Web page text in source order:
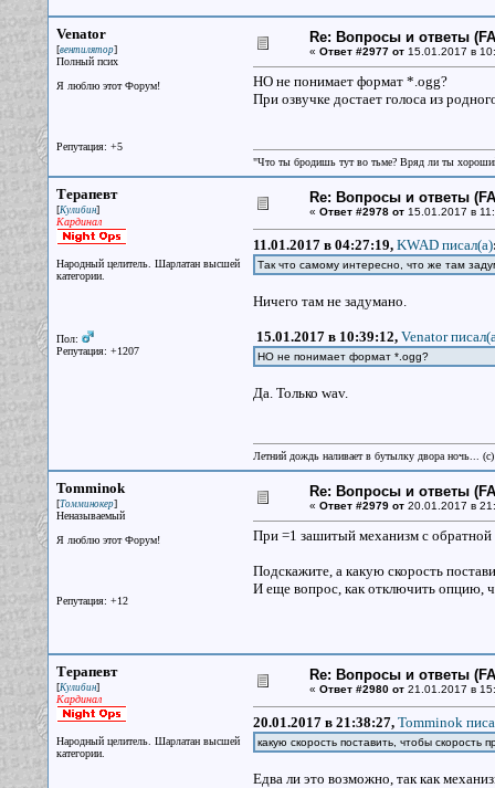
Venator
[вентилятор]
Полный псих
Я люблю этот Форум!
Репутация: +5
Re: Вопросы и ответы
« Ответ #2977 от15.01.2017 в
НО не понимает формат *.ogg?
При озвучке достает голоса из
"Что ты бродишь тут во тьме? Вряд ли ты
Терапевт
[Кулибин]
Кардинал
Народный целитель. Шарлатан высшей
категории.
Пол:
Репутация: +1207
Re: Вопросы и ответы
« Ответ #2978 от15.01.2017 в
11.01.2017 в 04:27:19, KWAD писал(a)
Так что самому интересно, что же там
Ничего там не задумано.
15.01.2017 в 10:39:12, Venator
НО не понимает формат *.ogg?
Да. Только wav.
Летний дождь наливает в бутылку двора ночь...
Tomminok
[Томминокер]
Неназываемый
Я люблю этот Форум!
Репутация: +12
Re: Вопросы и ответы
« Ответ #2979 от20.01.2017 в
При =1 зашитый механизм с обратной
Подскажите, а какую скорость
И еще вопрос, как отключить опцию,
Терапевт
[Кулибин]
Кардинал
Народный целитель. Шарлатан высшей
категории.
Re: Вопросы и ответы
« Ответ #2980 от21.01.2017 в
20.01.2017 в 21:38:27, Tomminok
какую скорость поставить, чтобы скорость
Едва ли это возможно, так как